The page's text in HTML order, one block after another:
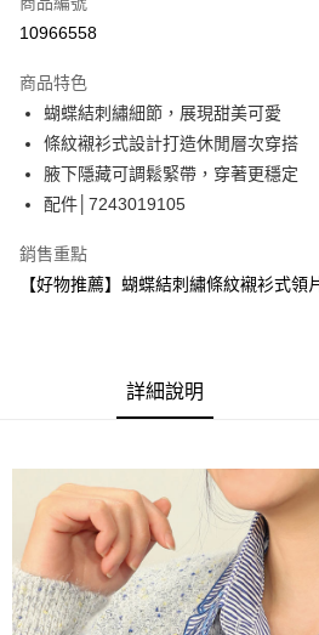
信用卡分期付款
合作金庫商業銀行
華南商業銀行
上海商業儲蓄銀行
台
國泰世華商業銀行
兆
臺灣中小企業銀行
聯邦商業銀行
元大商業銀行
永
玉山商業銀行
星
超商取貨付款
LINE Pay
Apple Pay
悠遊付
2.付款方式選擇「大哥付你分期」，訂單成
流程，驗證手機門號後，選擇欲分期的期數
成交易。
3.實際核准額度、可分期數及費用金額請依後
4.訂單成立30分鐘內，如未前往確認交易或
消。如遇「轉專審核」未通過狀況，表示未
法說明評估內容。
【繳款方式說明】
【關於「AFTEE先享後付」】
AFTEE先享後付是「在收到商品之後才付款
便利好安心！
１．簡單：不需註冊會員、不需綁卡、不需儲
２．便利：只要手機號碼，簡訊認證，即可結
３．安心：先確認商品／服務後，再付款。
運送方式
全家取貨付款
每筆NT$120，滿NT$2,500(含以上)免
10966558
商品特色
蝴蝶結刺繡細節，展現甜美可愛
條紋襯衫式設計打造休閒層次穿搭
腋下隱藏可調鬆緊帶，穿著更穩定
配件│7243019105
銷售重點
【好物推薦】蝴蝶結刺繡條紋襯衫式領
詳細說明